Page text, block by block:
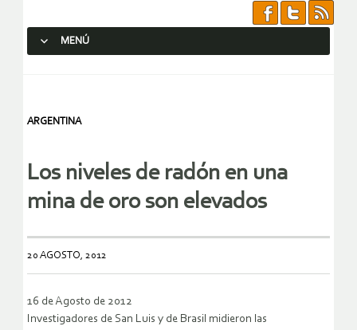
MENÚ
ARGENTINA
Los niveles de radón en una
mina de oro son elevados
20 AGOSTO, 2012
16 de Agosto de 2012
Investigadores de San Luis y de Brasil midieron las